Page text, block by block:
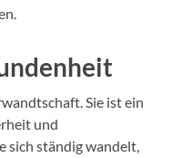
Sie ist ein
und
sich ständig wandelt,